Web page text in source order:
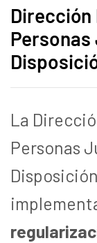
La
Personas